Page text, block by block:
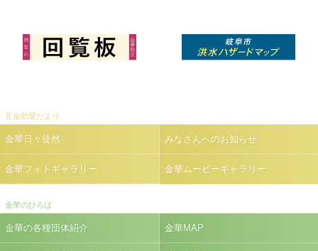
互金助愛だより
金華日々徒然 みなさんへのお知らせ
金華フォトギャラリー 金華ムービーギャラリー
金華のひろば
金華の各種団体紹介 金華MAP